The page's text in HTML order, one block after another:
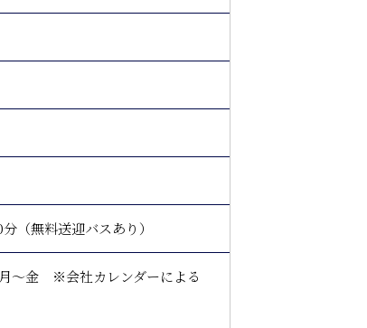
（無料送迎バスあり）
～金 ※会社カレンダーによる